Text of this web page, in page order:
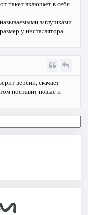
пакет включает в себя
заглушками
у инсталлятора
версии, скачает
поставит новые и